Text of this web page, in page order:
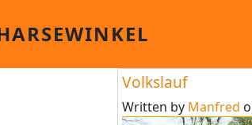
Volkslauf
Written by Manfred